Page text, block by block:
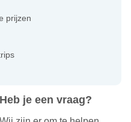
Heb je een vraag?
prijzen